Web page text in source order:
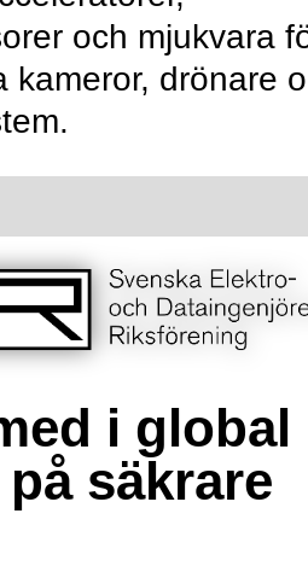
och mjukvara
kameror, drönare
i global
säkrare